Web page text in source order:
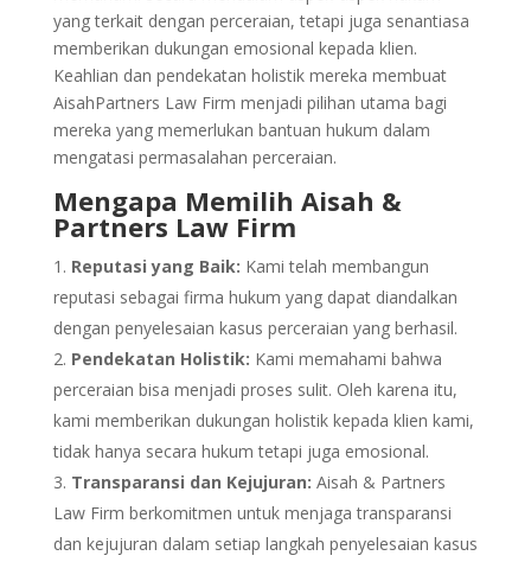
yang terkait dengan perceraian, tetapi juga senantiasa
memberikan dukungan emosional kepada klien.
Keahlian dan pendekatan holistik mereka membuat
AisahPartners Law Firm menjadi pilihan utama bagi
mereka yang memerlukan bantuan hukum dalam
mengatasi permasalahan perceraian.
Mengapa Memilih Aisah &
Partners Law Firm
Reputasi yang Baik: Kami telah membangun
reputasi sebagai firma hukum yang dapat diandalkan
dengan penyelesaian kasus perceraian yang berhasil.
Pendekatan Holistik: Kami memahami bahwa
perceraian bisa menjadi proses sulit. Oleh karena itu,
kami memberikan dukungan holistik kepada klien kami,
tidak hanya secara hukum tetapi juga emosional.
Transparansi dan Kejujuran: Aisah & Partners
Law Firm berkomitmen untuk menjaga transparansi
dan kejujuran dalam setiap langkah penyelesaian kasus